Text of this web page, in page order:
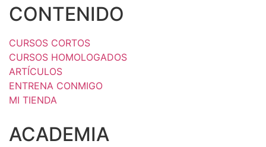
CONTENIDO
CURSOS CORTOS
CURSOS HOMOLOGADOS
ARTÍCULOS
ENTRENA CONMIGO
MI TIENDA
ACADEMIA